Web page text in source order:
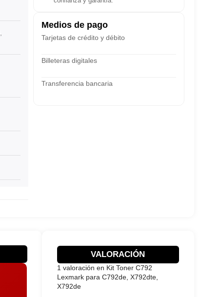
Medios de pago
Tarjetas de crédito y débito
Billeteras digitales
Transferencia bancaria
VALORACIÓN
1 valoración en Kit Toner C792
Lexmark para C792de, X792dte,
X792de